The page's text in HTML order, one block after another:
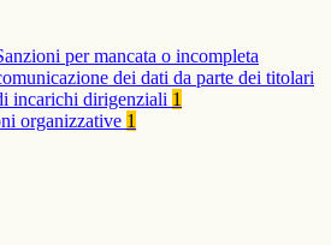
per mancata o incompleta
dei dati da parte dei titolari
incarichi dirigenziali 1
organizzative 1